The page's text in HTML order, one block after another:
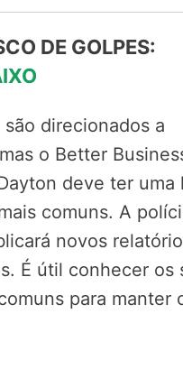
DE GOLPES:
direcionados a
o Better
deve ter uma
comuns. A
novos
É útil conhecer os
para manter